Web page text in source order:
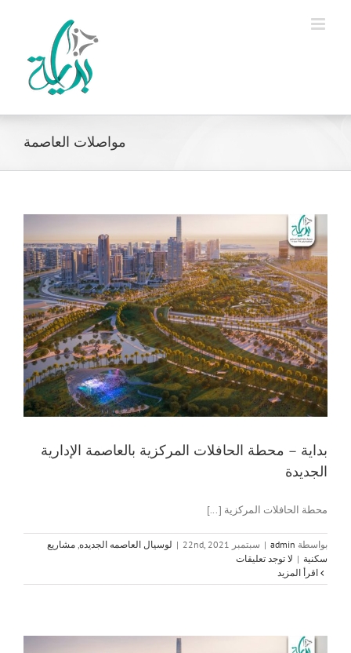
مواصلات العاصمة
بداية – محطة الحافلات المركزية بالعاصمة الإدارية
الجديدة
محطة الحافلات المركزية [...]
بواسطة admin
| سبتمبر 22nd, 2021 | لوسيال العاصمه الجديده, مشاريع
سكنية | لا توجد تعليقات